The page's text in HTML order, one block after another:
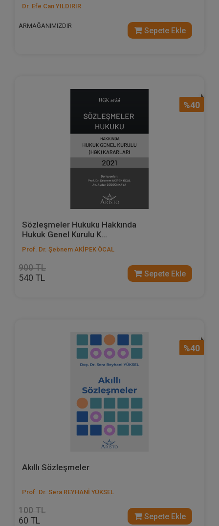
Dr. Efe Can YILDIRIR
ARMAĞANIMIZDIR
Sepete Ekle
%40
Sözleşmeler Hukuku Hakkında
Hukuk Genel Kurulu K...
Prof. Dr. Şebnem AKİPEK ÖCAL
900 TL
540 TL Sepete Ekle
%40
Akıllı Sözleşmeler
Prof. Dr. Sera REYHANİ YÜKSEL
100 TL
60 TL Sepete Ekle